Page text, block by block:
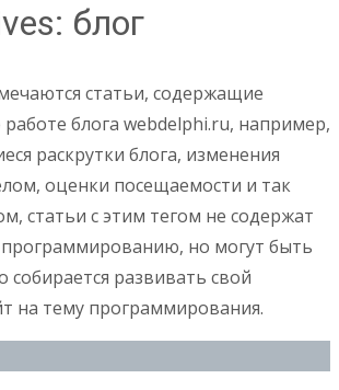
блог
статьи, содержащие
блога webdelphi.ru, например,
раскрутки блога, изменения
оценки посещаемости и так
статьи с этим тегом не содержат
но могут быть
собирается развивать свой
на тему программирования.